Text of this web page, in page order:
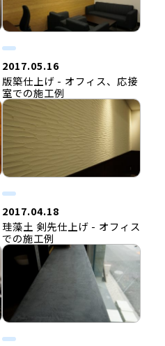
2017.05.16
版築仕上げ - オフィス、応接
室での施工例
2017.04.18
珪藻土 剣先仕上げ - オフィス
での施工例